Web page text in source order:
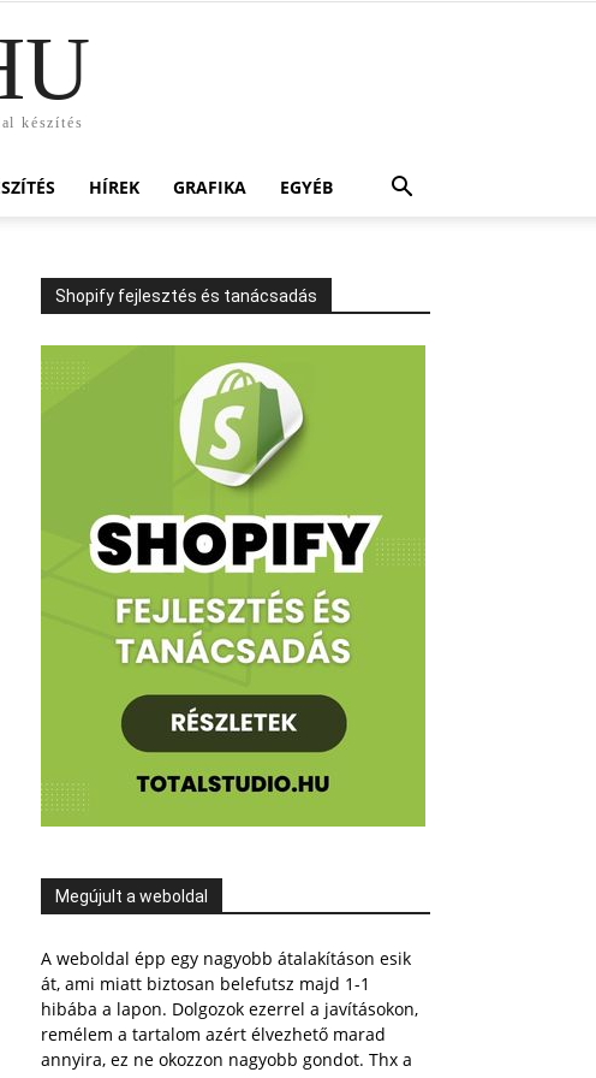
készítés
HÍREK GRAFIKA EGYÉB
Shopify fejlesztés és tanácsadás
Megújult a weboldal
A weboldal épp egy nagyobb átalakításon esik
át, ami miatt biztosan belefutsz majd 1-1
hibába a lapon. Dolgozok ezerrel a javításokon,
remélem a tartalom azért élvezhető marad
annyira, ez ne okozzon nagyobb gondot. Thx a